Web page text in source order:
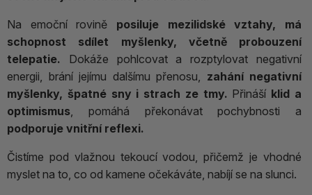
Na emoční rovině posiluje mezilidské vztahy, má
schopnost sdílet myšlenky, včetně probouzení
telepatie. Dokáže pohlcovat a rozptylovat negativní
energii, brání jejímu dalšímu přenosu, zahání negativní
myšlenky, špatné sny i strach ze tmy. Přináší klid a
optimismus, pomáhá překonávat pochybnosti a
podporuje vnitřní reflexi.
Čistíme pod vlažnou tekoucí vodou, přičemž je vhodné
myslet na to, co od kamene očekáváte, nabíjí se na slunci.